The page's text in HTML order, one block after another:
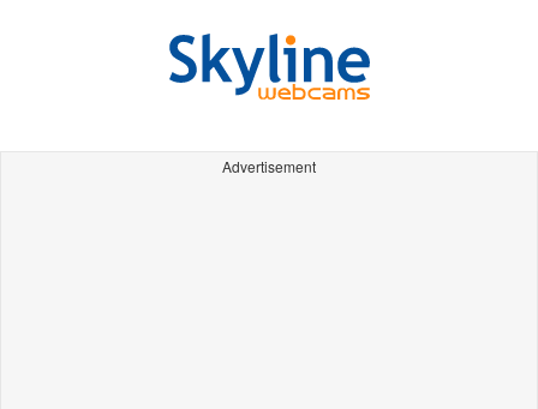
Advertisement